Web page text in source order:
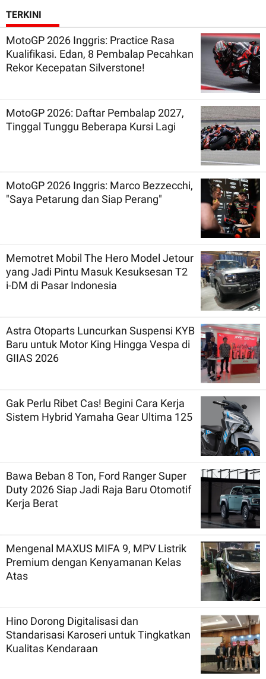
TERKINI
MotoGP 2026 Inggris: Practice Rasa
Kualifikasi. Edan, 8 Pembalap Pecahkan
Rekor Kecepatan Silverstone!
MotoGP 2026: Daftar Pembalap 2027,
Tinggal Tunggu Beberapa Kursi Lagi
MotoGP 2026 Inggris: Marco Bezzecchi,
"Saya Petarung dan Siap Perang"
Memotret Mobil The Hero Model Jetour
yang Jadi Pintu Masuk Kesuksesan T2
i-DM di Pasar Indonesia
Astra Otoparts Luncurkan Suspensi KYB
Baru untuk Motor King Hingga Vespa di
GIIAS 2026
Gak Perlu Ribet Cas! Begini Cara Kerja
Sistem Hybrid Yamaha Gear Ultima 125
Bawa Beban 8 Ton, Ford Ranger Super
Duty 2026 Siap Jadi Raja Baru Otomotif
Kerja Berat
Mengenal MAXUS MIFA 9, MPV Listrik
Premium dengan Kenyamanan Kelas
Atas
Hino Dorong Digitalisasi dan
Standarisasi Karoseri untuk Tingkatkan
Kualitas Kendaraan